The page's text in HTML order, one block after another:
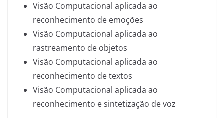
Visão Computacional aplicada ao
reconhecimento de emoções
Visão Computacional aplicada ao
rastreamento de objetos
Visão Computacional aplicada ao
reconhecimento de textos
Visão Computacional aplicada ao
reconhecimento e sintetização de voz